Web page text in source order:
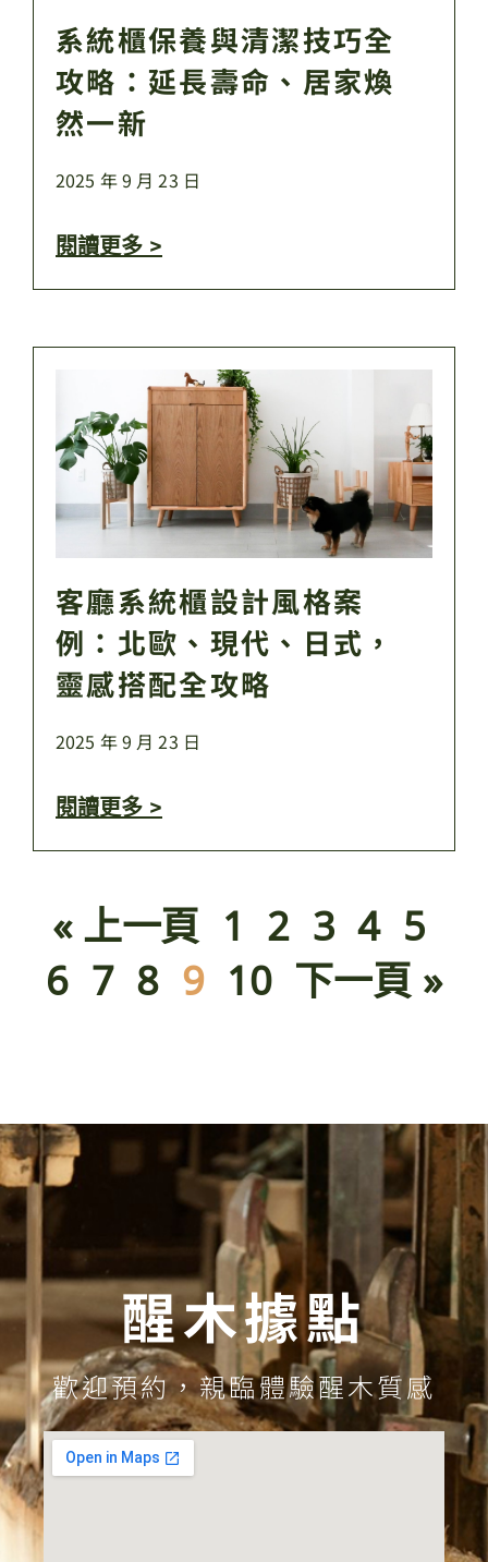
系統櫃保養與清潔技巧全
攻略：延長壽命、居家煥
然一新
2025 年 9 月 23 日
閱讀更多 >
客廳系統櫃設計風格案
例：北歐、現代、日式，
靈感搭配全攻略
2025 年 9 月 23 日
閱讀更多 >
« 上一頁 1 2 3 4 5
6 7 8 9 10 下一頁 »
醒木據點
歡迎預約，親臨體驗醒木質感